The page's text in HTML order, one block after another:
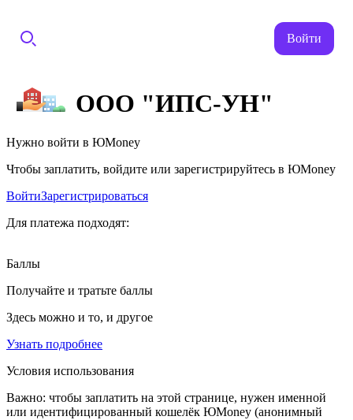
Войти
ООО "ИПС-УН"
Нужно войти в ЮMoney
Чтобы заплатить, войдите или зарегистрируйтесь в ЮMoney
ВойтиЗарегистрироваться
Для платежа подходят:
Баллы
Получайте и тратьте баллы
Здесь можно и то, и другое
Узнать подробнее
Условия использования
Важно: чтобы заплатить на этой странице, нужен именной
или идентифицированный кошелёк ЮMoney (анонимный